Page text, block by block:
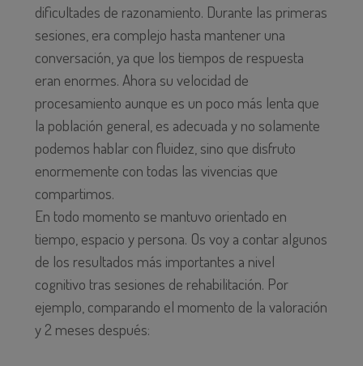
dificultades de razonamiento. Durante las primeras
sesiones, era complejo hasta mantener una
conversación, ya que los tiempos de respuesta
eran enormes. Ahora su velocidad de
procesamiento aunque es un poco más lenta que
la población general, es adecuada y no solamente
podemos hablar con fluidez, sino que disfruto
enormemente con todas las vivencias que
compartimos.
En todo momento se mantuvo orientado en
tiempo, espacio y persona. Os voy a contar algunos
de los resultados más importantes a nivel
cognitivo tras sesiones de rehabilitación. Por
ejemplo, comparando el momento de la valoración
y 2 meses después: